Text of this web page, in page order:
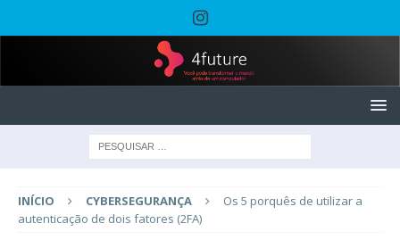
INÍCIO CYBERSEGURANÇA
Os 5 porquês de utilizar a
autenticação de dois fatores (2FA)